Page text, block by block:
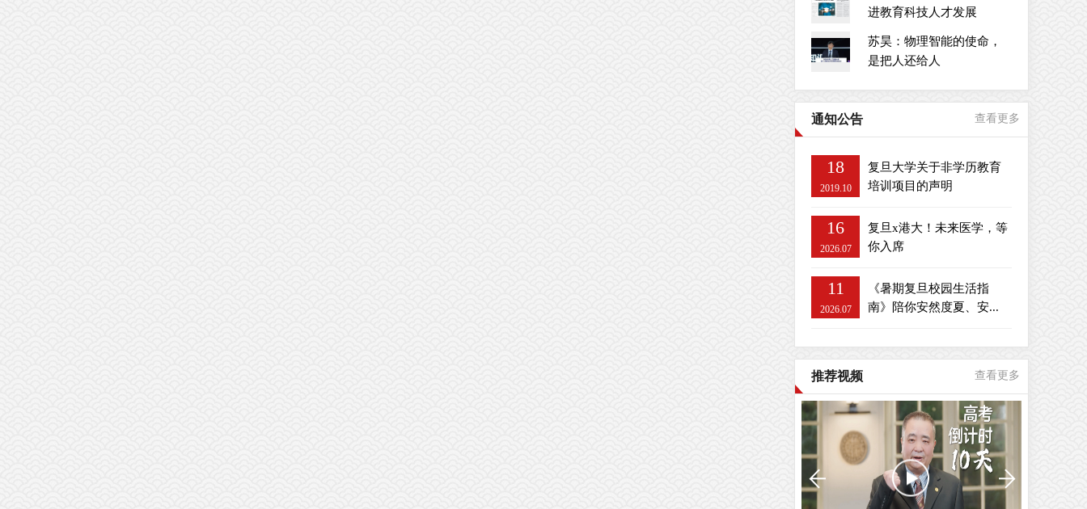
进教育科技人才发展
苏昊：物理智能的使命，
是把人还给人
通知公告 查看更多
18
2019.10
复旦大学关于非学历教育
培训项目的声明
16
2026.07
复旦x港大！未来医学，等
你入席
11
2026.07
《暑期复旦校园生活指
南》陪你安然度夏、安...
推荐视频 查看更多